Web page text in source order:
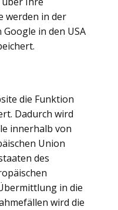
werden in der
in den USA
die Funktion
Dadurch wird
innerhalb von
Union
des
in die
wird die